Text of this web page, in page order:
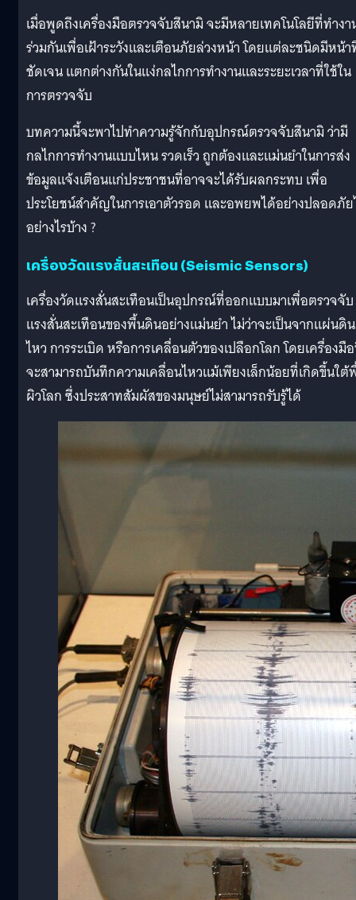
เมื่อพูดถึงเครื่องมือตรวจจับสึนามิ จะมีหลายเทคโนโลยีที่ทำงา
ร่วมกันเพื่อเฝ้าระวังและเตือนภัยล่วงหน้า โดยแต่ละชนิดมีหน้
ชัดเจน แตกต่างกันในแง่กลไกการทำงานและระยะเวลาที่ใช้ใน
การตรวจจับ
บทความนี้จะพาไปทำความรู้จักกับอุปกรณ์ตรวจจับสึนามิ ว่ามี
กลไกการทำงานแบบไหน รวดเร็ว ถูกต้องและแม่นยำในการส่ง
ข้อมูลแจ้งเตือนแก่ประชาชนที่อาจจะได้รับผลกระทบ เพื่อ
ประโยชน์สำคัญในการเอาตัวรอด และอพยพได้อย่างปลอดภั
อย่างไรบ้าง ?
เครื่องวัดแรงสั่นสะเทือน (Seismic Sensors)
เครื่องวัดแรงสั่นสะเทือนเป็นอุปกรณ์ที่ออกแบบมาเพื่อตรวจจับ
แรงสั่นสะเทือนของพื้นดินอย่างแม่นยำ ไม่ว่าจะเป็นจากแผ่นดิน
ไหว การระเบิด หรือการเคลื่อนตัวของเปลือกโลก โดยเครื่องมื
จะสามารถบันทึกความเคลื่อนไหวแม้เพียงเล็กน้อยที่เกิดขึ้นใต้
ผิวโลก ซึ่งประสาทสัมผัสของมนุษย์ไม่สามารถรับรู้ได้